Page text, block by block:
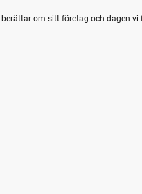
om sitt företag och dagen vi